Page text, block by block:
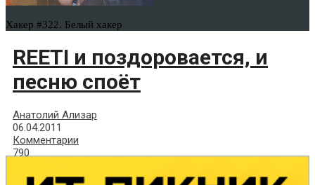
Хакер #322. Белый хакер
REETI и поздоровается, и
песню споёт
Анатолий Ализар
06.04.2011
Комментарии
790